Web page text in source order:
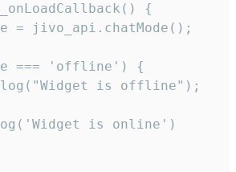
{
= jivo_api.chatMode();
=== 'offline') {
is offline");
is online')